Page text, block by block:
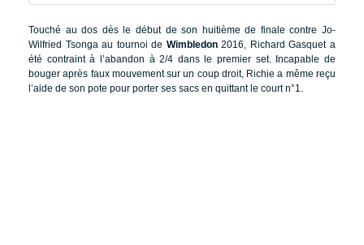
Touché au dos dès le début de son huitième de finale contre Jo-
Wilfried Tsonga au tournoi de Wimbledon2016, Richard Gasquet a
été contraint à l’abandon à 2/4 dans le premier set. Incapable de
bouger après faux mouvement sur un coup droit, Richie a même reçu
l’aide de son pote pour porter ses sacs en quittant le court n°1.